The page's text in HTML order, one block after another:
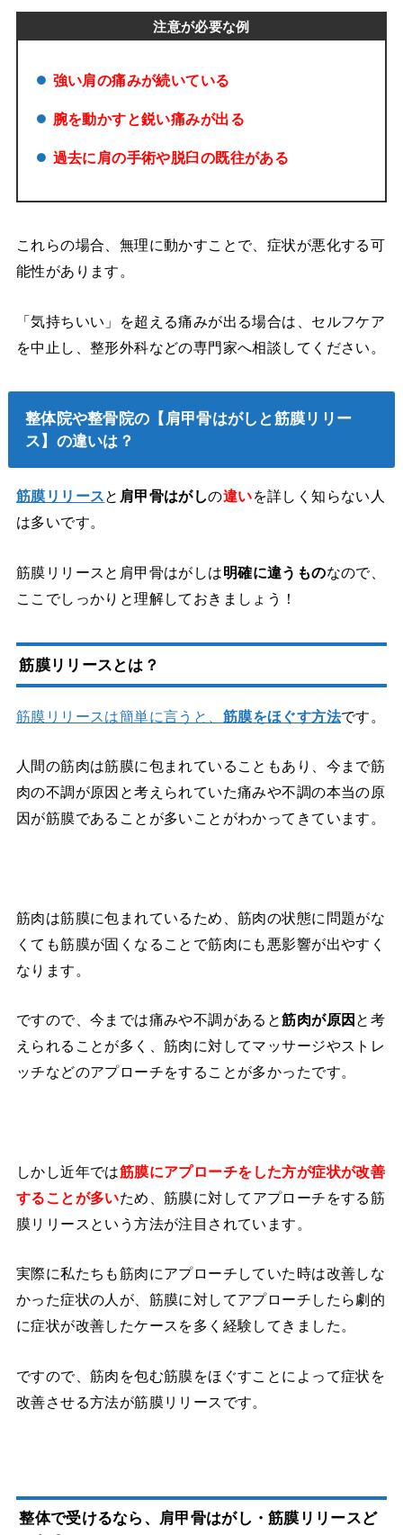
注意が必要な例
強い肩の痛みが続いている
腕を動かすと鋭い痛みが出る
過去に肩の手術や脱臼の既往がある
これらの場合、無理に動かすことで、症状が悪化する可
能性があります。
「気持ちいい」を超える痛みが出る場合は、セルフケア
を中止し、整形外科などの専門家へ相談してください。
整体院や整骨院の【肩甲骨はがしと筋膜リリー
ス】の違いは？
筋膜リリースと 肩甲骨はがしの違いを詳しく知らない人
は多いです。
筋膜リリースと肩甲骨はがしは明確に違うものなので、
ここでしっかりと理解しておきましょう！
筋膜リリースとは？
筋膜リリースは簡単に言うと、 筋膜をほぐす方法です。
人間の筋肉は筋膜に包まれていることもあり、今まで筋
肉の不調が原因と考えられていた痛みや不調の本当の原
因が筋膜であることが多いことがわかってきています。
筋肉は筋膜に包まれているため、筋肉の状態に問題がな
くても筋膜が固くなることで筋肉にも悪影響が出やすく
なります。
ですので、今までは痛みや不調があると筋肉が原因 と考
えられることが多く、筋肉に対してマッサージやストレ
ッチなどのアプローチをすることが多かったです。
しかし近年では筋膜にアプローチをした方が症状が改善
することが多いため、筋膜に対してアプローチをする筋
膜リリースという方法が注目されています。
実際に私たちも筋肉にアプローチしていた時は改善しな
かった症状の人が、筋膜に対してアプローチしたら劇的
に症状が改善したケースを多く経験してきました。
ですので、筋肉を包む筋膜をほぐすことによって症状を
改善させる方法が筋膜リリースです。
整体で受けるなら、肩甲骨はがし・筋膜リリースど